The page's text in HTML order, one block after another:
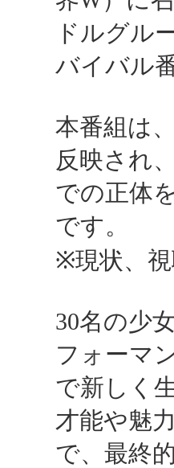
ドルグル
バイバル
本番組は
反映され
での正体
です。
※現状、
30名の少
フォーマ
で新しく
才能や魅
で、最終